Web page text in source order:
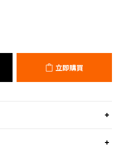
立即購買